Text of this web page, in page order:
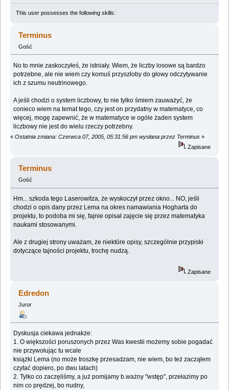
This user possesses the following skills:
Terminus
Gość
No to mnie zaskoczyłeś, że istniały. Wiem, że liczby losowe są bardzo
potrzebne, ale nie wiem czy komuś przyszłoby do głowy odczytywanie
ich z szumu neutrinowego.
A jeśli chodzi o system liczbowy, to nie tylko śmiem zauważyć, że
conieco wiem na temat tego, czy jest on przydatny w matematyce, co
więcej, mogę zapewnić, że w matematyce w ogóle żaden system
liczbowy nie jest do wielu rzeczy potrzebny.
« Ostatnia zmiana: Czerwca 07, 2005, 05:31:56 pm wysłana przez Terminus »
Zapisane
Terminus
Gość
Hm... szkoda tego Laserowitza, że wyskoczył przez okno... NO, jeśli
chodzi o opis dany przez Lema na okres namawiania Hogharta do
projektu, to podoba mi się, fajnie opisał zajęcie się przez matematyka
naukami stosowanymi.
Ale z drugiej strony uważam, że niektóre opisy, szczególnie przypiski
dotyczące tajności projektu, trochę nudzą.
Zapisane
Edredon
Juror
Dyskusja ciekawa jednakże:
1. O większości poruszonych przez Was kwestii możemy sobie pogadać
nie przywołując tu wcale
książki Lema (no może troszkę przesadzam, nie wiem, bo też zacząłem
czytać dopiero, po dwu latach)
2. Tylko co zaczęliśmy, a już pomijamy b.ważny "wstęp", przełazimy po
nim co prędzej, bo nudny,